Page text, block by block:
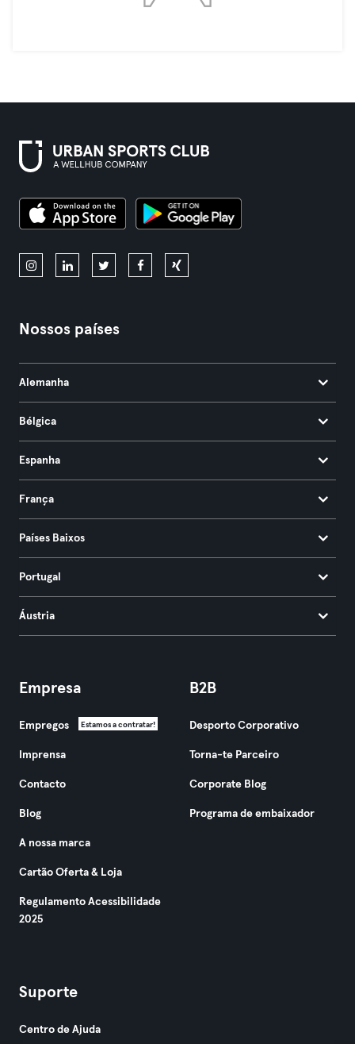
Nossos países
Alemanha
Bélgica
Espanha
França
Países Baixos
Portugal
Áustria
Empresa
Empregos Estamos a contratar!
Imprensa
Contacto
Blog
A nossa marca
Cartão Oferta & Loja
Regulamento Acessibilidade
2025
B2B
Desporto Corporativo
Torna-te Parceiro
Corporate Blog
Programa de embaixador
Suporte
Centro de Ajuda